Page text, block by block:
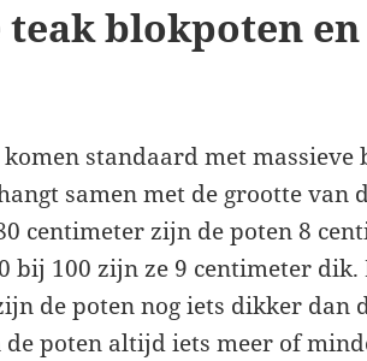
teak blokpoten
standaard met massieve
samen met de grootte van
centimeter zijn de poten 8
bij 100 zijn ze 9 centimeter
de poten nog iets dikker dan
de poten altijd iets meer of